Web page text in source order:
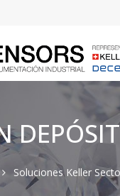
Soluciones Keller